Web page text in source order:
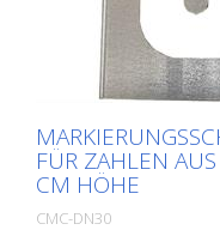
FÜR ZAHLEN
CM HÖHE
CMC-DN30